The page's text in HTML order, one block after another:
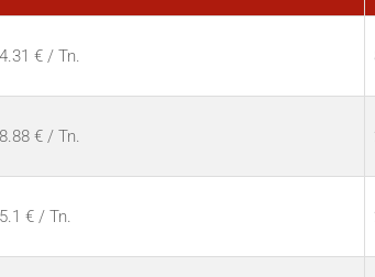
€ / Tn.
€ / Tn.
€ / Tn.